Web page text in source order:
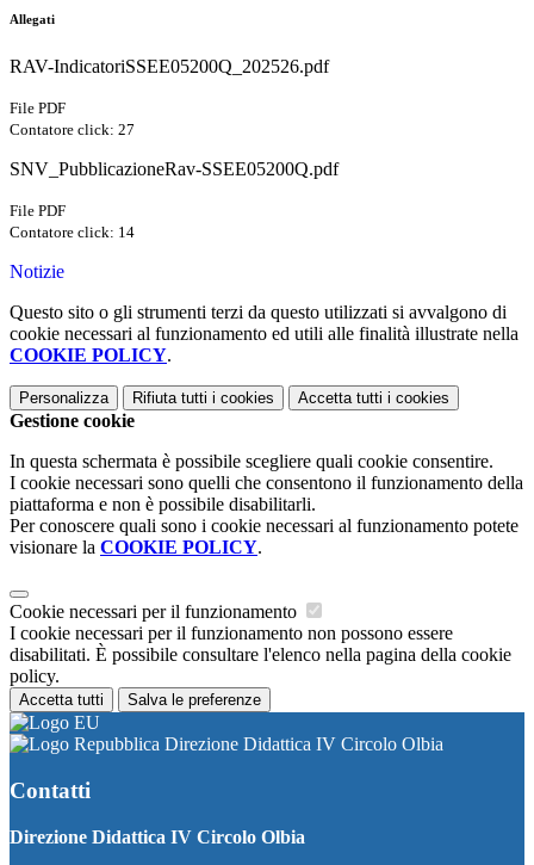
Allegati
RAV-IndicatoriSSEE05200Q_202526.pdf
File PDF
Contatore click: 27
SNV_PubblicazioneRav-SSEE05200Q.pdf
File PDF
Contatore click: 14
Notizie
Questo sito o gli strumenti terzi da questo utilizzati si avvalgono di
cookie necessari al funzionamento ed utili alle finalità illustrate nella
COOKIE POLICY.
Personalizza Rifiuta tutti i cookies Accetta tutti i cookies
Gestione cookie
In questa schermata è possibile scegliere quali cookie consentire.
I cookie necessari sono quelli che consentono il funzionamento della
piattaforma e non è possibile disabilitarli.
Per conoscere quali sono i cookie necessari al funzionamento potete
visionare la COOKIE POLICY.
Cookie necessari per il funzionamento
I cookie necessari per il funzionamento non possono essere
disabilitati. È possibile consultare l'elenco nella pagina della cookie
policy.
Accetta tutti Salva le preferenze
Direzione Didattica IV Circolo Olbia
Contatti
Direzione Didattica IV Circolo Olbia